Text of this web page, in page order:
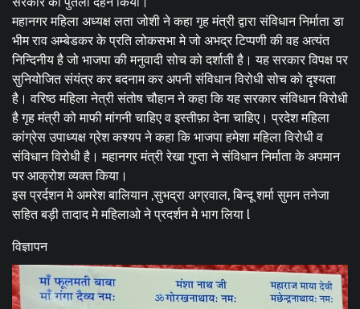
महानगर महिला अध्यक्ष लता जोशी ने कहा गृह मंत्री द्वारा संविधान निर्माता डा
भीम राव अम्बेडकर के प्रति लोकसभा मे जो अभद्र टिप्पणी की वह अत्यंत
निन्दिनीय है जो भाजपा की मनुवादी सोच को दर्शाती है। यह सरकार विपक्ष पर
सुनियोजित संयंत्र कर बदनाम कर अपनी संविधान विरोधी सोच को दृश्यता
है। वरिष्ठ महिला नेत्री संतोष चौहान ने कहा कि यह सरकार संविधान विरोधी
है गृह मंत्री को माफी मांगनी चाहिए व इस्तीफ़ा देना चाहिए। प्रदेश महिला
कांग्रेस उपाध्यक्ष ग्रेश कश्यप ने कहा कि भाजपा हमेशा महिला विरोधी व
संविधान विरोधी है। महानगर मंत्री रेखा गुप्ता ने संविधान निर्माता के अपमान
पर आक्रोश व्यक्त किया।
इस प्रर्दशन मे अमरेश बालियान ,सुभद्रा अग्रवाल, बिन्दू शर्मा सुमन तनेजा
सहित बड़ी तादाद मे महिलाओ ने प्रदर्शन मे भाग लिया l
विज्ञापन